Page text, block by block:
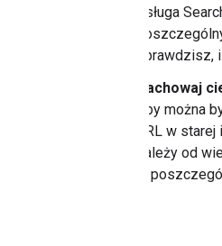
Usługa
sprawdzisz,
Zachowaj
Aby można
URL w
zależy od
w